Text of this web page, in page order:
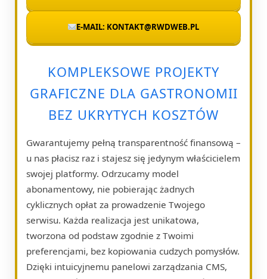
E-MAIL: KONTAKT@RWDWEB.PL
KOMPLEKSOWE PROJEKTY
GRAFICZNE DLA GASTRONOMII
BEZ UKRYTYCH KOSZTÓW
Gwarantujemy pełną transparentność finansową –
u nas płacisz raz i stajesz się jedynym właścicielem
swojej platformy. Odrzucamy model
abonamentowy, nie pobierając żadnych
cyklicznych opłat za prowadzenie Twojego
serwisu. Każda realizacja jest unikatowa,
tworzona od podstaw zgodnie z Twoimi
preferencjami, bez kopiowania cudzych pomysłów.
Dzięki intuicyjnemu panelowi zarządzania CMS,